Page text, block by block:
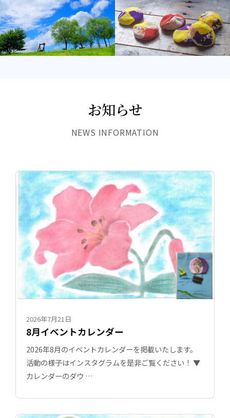
お知らせ
NEWS INFORMATION
2026年7月21日
8月イベントカレンダー
2026年8月のイベントカレンダーを掲載いたします。
活動の様子はインスタグラムを是非ご覧ください！ ▼
カレンダーのダウ …